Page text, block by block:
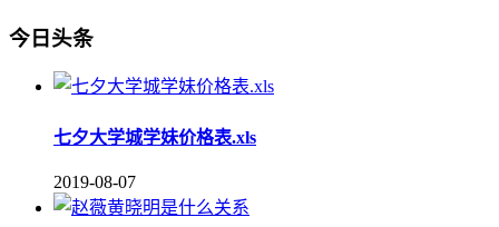
今日头条
七夕大学城学妹价格表.xls
2019-08-07